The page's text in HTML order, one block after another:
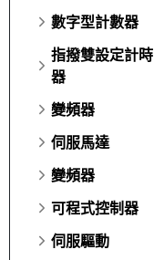
數字型計數器
指撥雙設定計時
器
變頻器
伺服馬達
變頻器
可程式控制器
伺服驅動